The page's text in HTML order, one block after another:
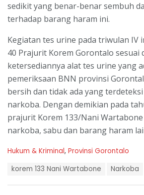
sedikit yang benar-benar sembuh
terhadap barang haram ini.
Kegiatan tes urine pada triwulan IV
40 Prajurit Korem Gorontalo sesuai
ketersediannya alat tes urine yang
pemeriksaan BNN provinsi
bersih dan tidak ada yang
narkoba. Dengan demikian pada
prajurit Korem 133/Nani
narkoba, sabu dan barang haram
C
Hukum & Kriminal, Provinsi Gorontalo
korem 133 Nani Wartabone Narkoba